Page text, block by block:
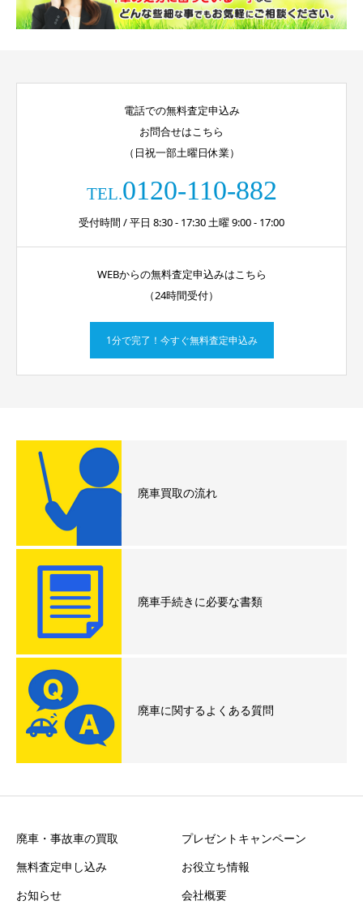
電話での無料査定申込み
お問合せはこちら
（日祝一部土曜日休業）
TEL.0120-110-882
受付時間 / 平日 8:30 - 17:30 土曜 9:00 - 17:00
WEBからの無料査定申込みはこちら
（24時間受付）
1分で完了！今すぐ無料査定申込み
廃車買取の流れ
廃車手続きに必要な書類
廃車に関するよくある質問
廃車・事故車の買取
プレゼントキャンペーン
無料査定申し込み
お役立ち情報
お知らせ
会社概要